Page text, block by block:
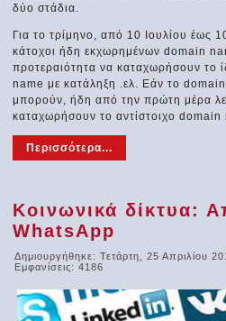
δύο στάδια.
Για το τρίμηνο, από 10 Ιουλίου έως
κάτοχοι ήδη εκχωρημένων domain
προτεραιότητα να καταχωρήσουν το
name με κατάληξη .ελ. Εάν το
μπορούν, ήδη από την πρώτη μέρα
καταχωρήσουν το αντίστοιχο domain
Περισσότερα...
Κοινωνικά δίκτυα:
WhatsApp
Δημιουργήθηκε: Τετάρτη, 25 Απριλίου
Εμφανίσεις: 4186